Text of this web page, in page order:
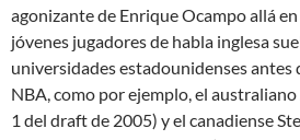
agonizante de Enrique Ocampo allá en
jóvenes jugadores de habla inglesa
universidades estadounidenses antes
NBA, como por ejemplo, el
1 del draft de 2005) y el canadiense